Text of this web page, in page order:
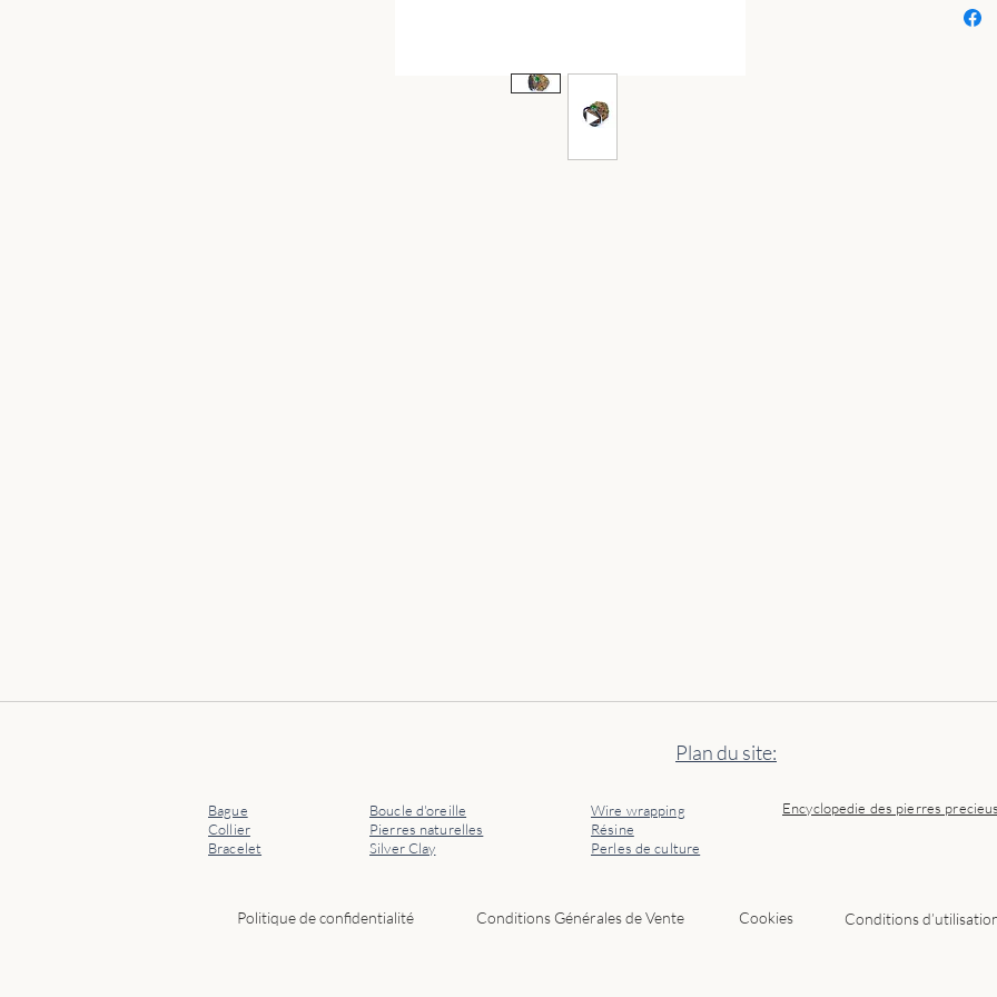
Plan du site:
Bague
Boucle d'oreille
Collier
Pierres naturelles
Bracelet
Silver Clay
Wire wrapping
Encyclopedie des pierres
Résine
Perles de culture
Politique de confidentialité Conditions Générales de Vente Cookies Conditions